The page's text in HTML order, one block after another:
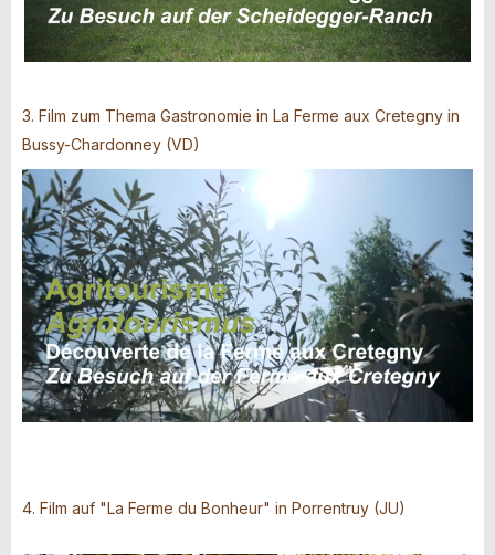
3. Film zum Thema Gastronomie in La Ferme aux Cretegny in
Bussy-Chardonney (VD)
4. Film auf "La Ferme du Bonheur" in Porrentruy (JU)